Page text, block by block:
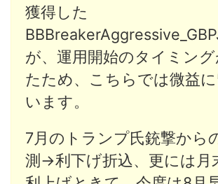
獲得した
が、運用開始のタイミン
たため、こちらでは微益
います。
7月のトランプ氏銃撃から
測→利下げ折込、更には月